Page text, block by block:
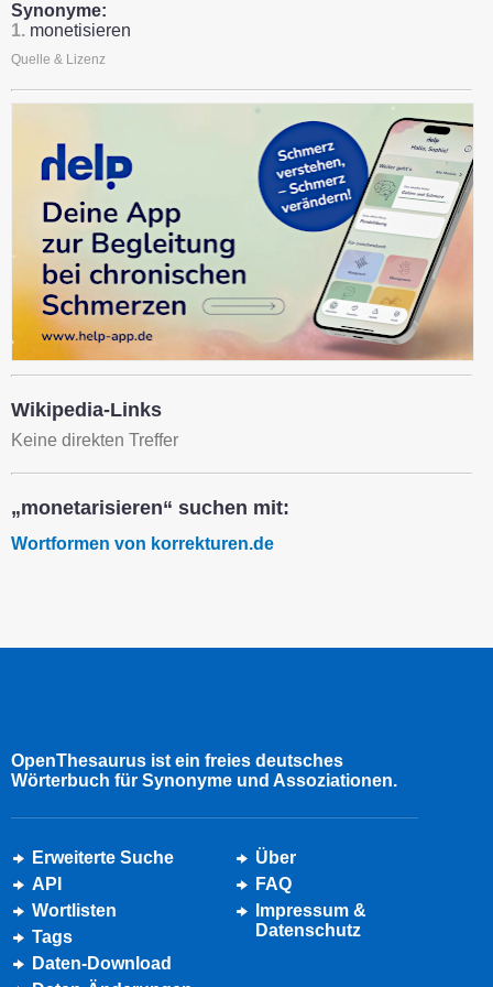
Synonyme:
1. monetisieren
Quelle & Lizenz
Wikipedia-Links
Keine direkten Treffer
„monetarisieren“ suchen mit:
Wortformen von korrekturen.de
OpenThesaurus ist ein freies deutsches
Wörterbuch für Synonyme und Assoziationen.
Erweiterte Suche
API
Wortlisten
Tags
Daten-Download
Über
FAQ
Impressum &
Datenschutz